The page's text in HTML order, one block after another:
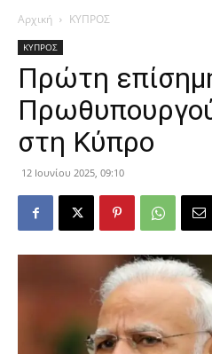
Αρχική ΚΥΠΡΟΣ
ΚΥΠΡΟΣ
Πρώτη
στη Κύπρο
12 Ιουνίου 2025, 09:10